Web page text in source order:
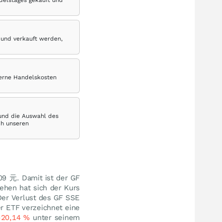
verkauft werden,
Handelskosten
die Auswahl des
unseren
元. Damit ist der GF
hat sich der Kurs
Verlust des GF SSE
ETF verzeichnet eine
% unter seinem